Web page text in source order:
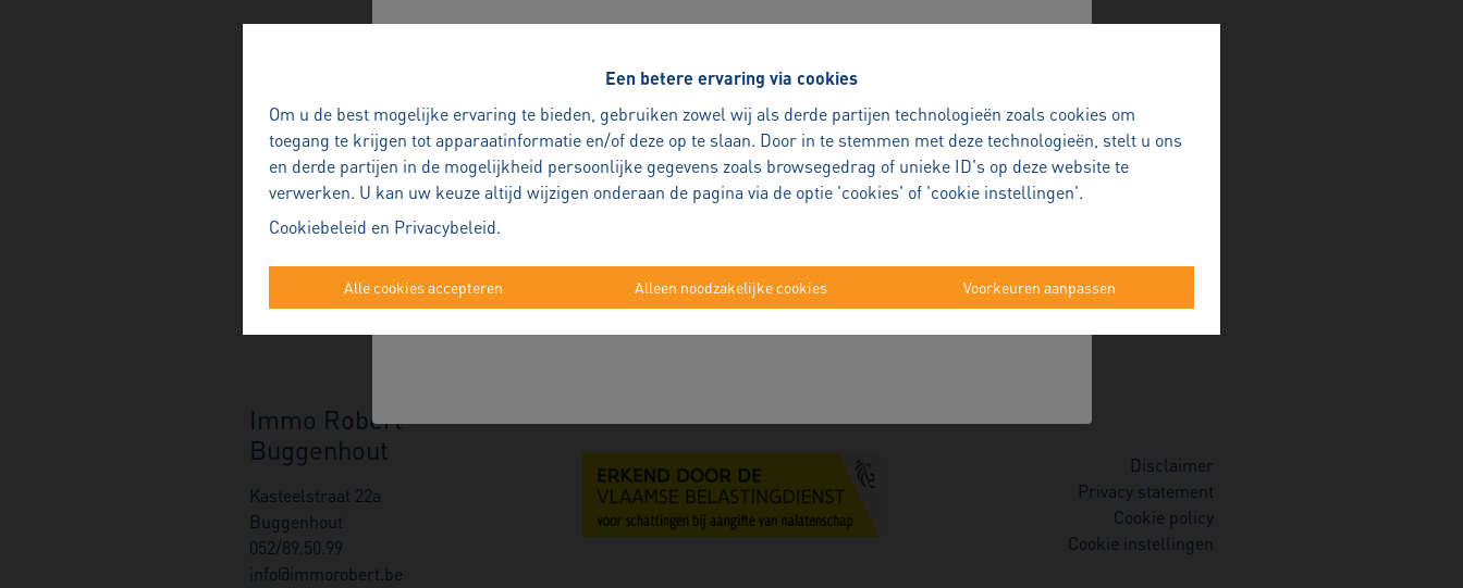
Een betere ervaring via cookies
Om u de best mogelijke ervaring te bieden, gebruiken zowel wij als derde partijen technologieën zoals cookies om
toegang te krijgen tot apparaatinformatie en/of deze op te slaan. Door in te stemmen met deze technologieën, stelt u ons
en derde partijen in de mogelijkheid persoonlijke gegevens zoals browsegedrag of unieke ID's op deze website te
verwerken. U kan uw keuze altijd wijzigen onderaan de pagina via de optie 'cookies' of 'cookie instellingen'.
Cookiebeleid en Privacybeleid.
Alle cookies accepteren Alleen noodzakelijke cookies Voorkeuren aanpassen
Immo Robert
Buggenhout
Kasteelstraat 22a
Buggenhout
052/89.50.99
info@immorobert.be
Disclaimer
Privacy statement
Cookie policy
Cookie instellingen
Met vertrouwen verkopen
uw woning verkopen is een belangrijke beslissing
Ik begeleid u persoonlijk en doordacht, zodat u met rust en zekerheid elke stap kan zetten.
—